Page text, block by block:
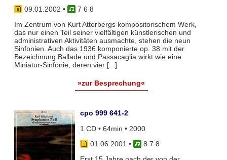
09.01.2002 •
7 6 8
Im Zentrum von Kurt Atterbergs kompositorischem Werk,
das nur einen Teil seiner vielfältigen künstlerischen und
administrativen Aktivitäten ausmachte, stehen die neun
Sinfonien. Auch das 1936 komponierte op. 38 mit der
Bezeichnung Ballade und Passacaglia wirkt wie eine
Miniatur-Sinfonie, deren vier [...]
»zur Besprechung«
cpo 999 641-2
1 CD • 64min • 2000
01.06.2001 •
8 7 8